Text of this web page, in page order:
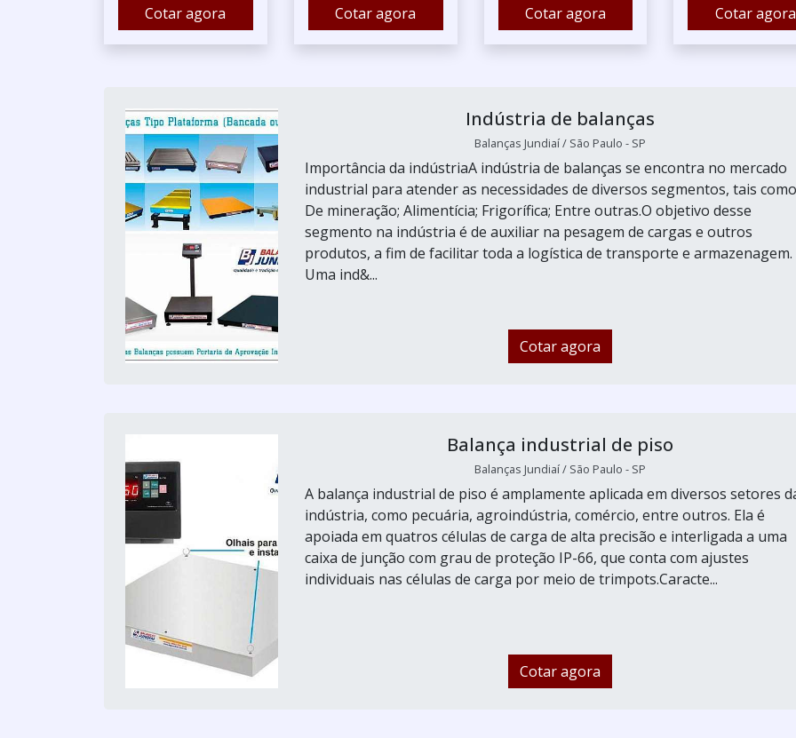
Cotar agora Cotar agora Cotar agora Cotar agora
Indústria de balanças
Balanças Jundiaí / São Paulo - SP
Importância da indústriaA indústria de balanças se encontra no mercado
industrial para atender as necessidades de diversos segmentos, tais
De mineração; Alimentícia; Frigorífica; Entre outras.O objetivo desse
segmento na indústria é de auxiliar na pesagem de cargas e outros
produtos, a fim de facilitar toda a logística de transporte e armazenagem.
Uma ind&...
Cotar agora
Balança industrial de piso
Balanças Jundiaí / São Paulo - SP
A balança industrial de piso é amplamente aplicada em diversos setores
indústria, como pecuária, agroindústria, comércio, entre outros. Ela é
apoiada em quatros células de carga de alta precisão e interligada a uma
caixa de junção com grau de proteção IP-66, que conta com ajustes
individuais nas células de carga por meio de trimpots.Caracte...
Cotar agora